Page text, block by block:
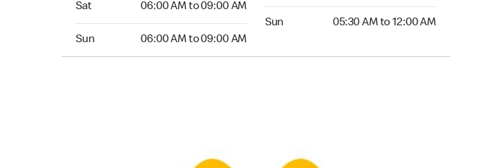
Sat 06:00 AM to 09:00 AM
Sun 06:00 AM to 09:00 AM
Sun 05:30 AM to 12:00 AM